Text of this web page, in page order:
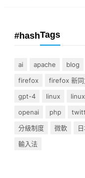
#hashTags
ai apache blog
firefox
firefox 新同
gpt-4
linux
openai
php
分級制度
微軟
輸入法